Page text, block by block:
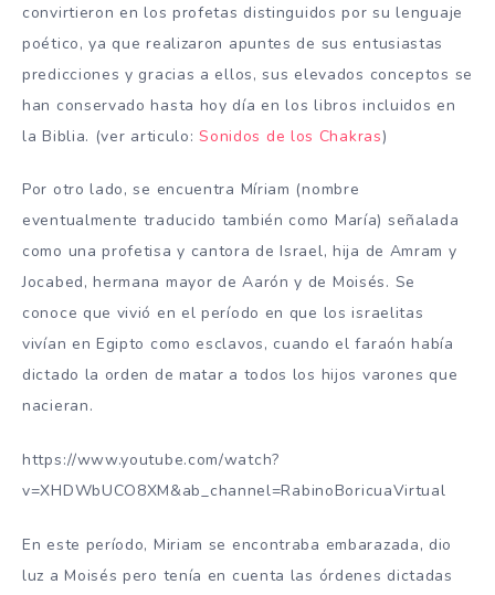
convirtieron en los profetas distinguidos por su lenguaje
poético, ya que realizaron apuntes de sus entusiastas
predicciones y gracias a ellos, sus elevados conceptos se
han conservado hasta hoy día en los libros incluidos en
la Biblia. (ver articulo:Sonidos de los Chakras)
Por otro lado, se encuentra Míriam (nombre
eventualmente traducido también como María) señalada
como una profetisa y cantora de Israel, hija de Amram y
Jocabed, hermana mayor de Aarón y de Moisés. Se
conoce que vivió en el período en que los israelitas
vivían en Egipto como esclavos, cuando el faraón había
dictado la orden de matar a todos los hijos varones que
nacieran.
https://www.youtube.com/watch?
v=XHDWbUCO8XM&ab_channel=RabinoBoricuaVirtual
En este período, Miriam se encontraba embarazada, dio
luz a Moisés pero tenía en cuenta las órdenes dictadas